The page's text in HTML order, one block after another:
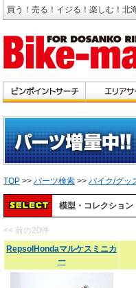
買う！売る！イジる！楽しむ！北
TOP >> パーツ検索 >> バイク/グッ
模型・コレクション
<< 前の20件
RepsolHondaマルケスミニカ
ー